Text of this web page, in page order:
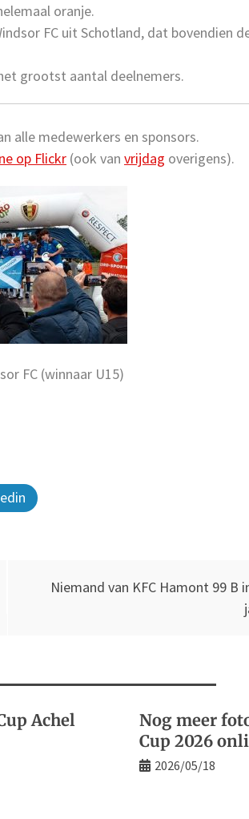
oranje.
FC uit Schotland, dat bovendien
grootst aantal deelnemers.
alle medewerkers en sponsors.
op Flickr (ook van vrijdag overigens).
FC (winnaar U15)
Niemand van KFC Hamont 99 B
Achel
Nog meer
Cup 2026
2026/05/18